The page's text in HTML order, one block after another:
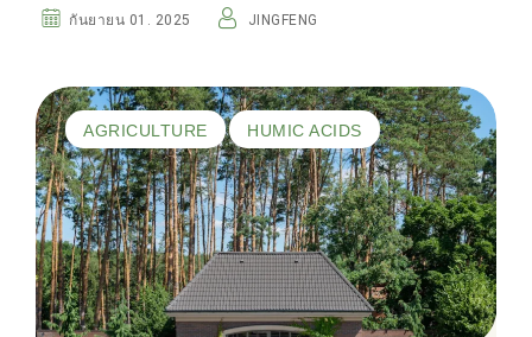
กันยายน 01. 2025 JINGFENG
AGRICULTURE HUMIC ACIDS